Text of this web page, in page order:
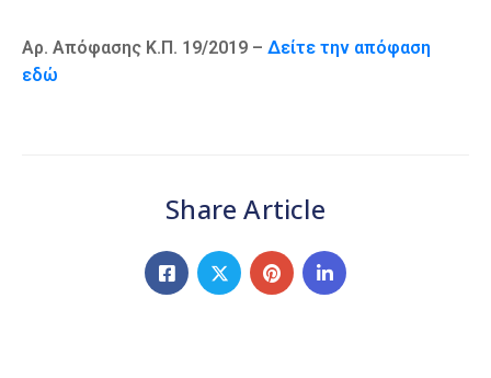
Αρ. Απόφασης Κ.Π. 19/2019 – Δείτε την απόφαση
εδώ
Share Article